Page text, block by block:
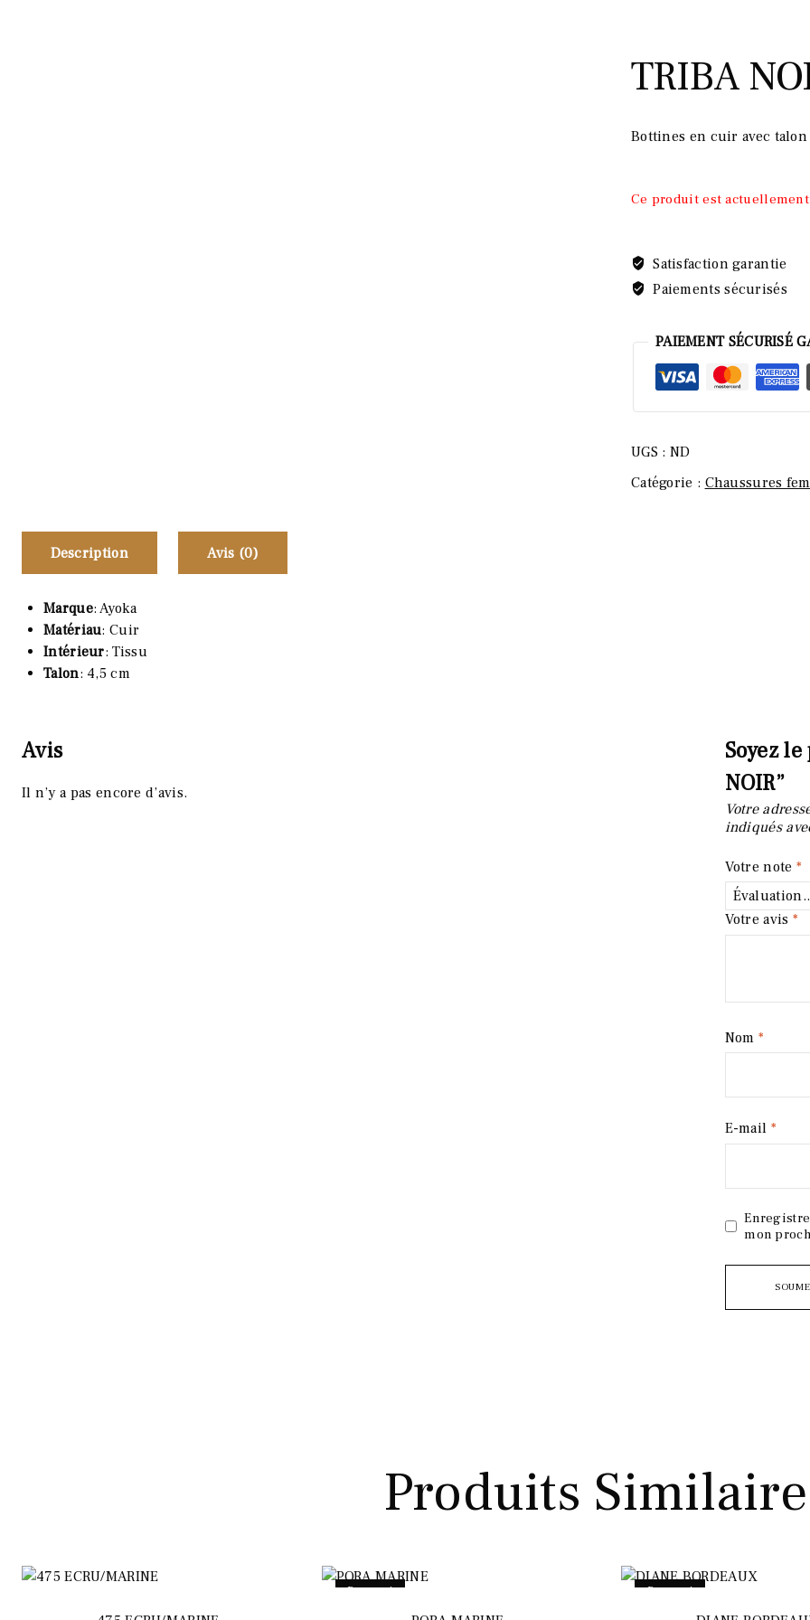
TRIBA
Bottines en cuir avec
Ce produit est
Satisfaction garantie
Paiements sécurisés
PAIEMENT SÉCURISÉ
UGS : ND
Catégorie : Chaussures
Description Avis (0)
Marque: Ayoka
Matériau: Cuir
Intérieur: Tissu
Talon: 4,5 cm
Avis
Il n’y a pas encore d’avis.
Soyez
NOIR”
Votre
indiqués
Votre note *
Votre avis *
Nom *
E-mail *
mon
Produits
Promo ! Promo !